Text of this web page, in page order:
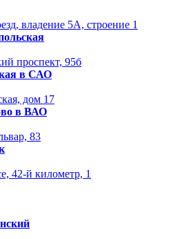
владение 5А, строение 1
проспект, 95б
в САО
дом 17
в ВАО
83
42-й километр, 1